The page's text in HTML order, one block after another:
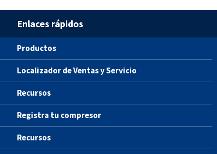
Enlaces rápidos
Productos
Localizador de Ventas y Servicio
Recursos
Registra tu compresor
Recursos